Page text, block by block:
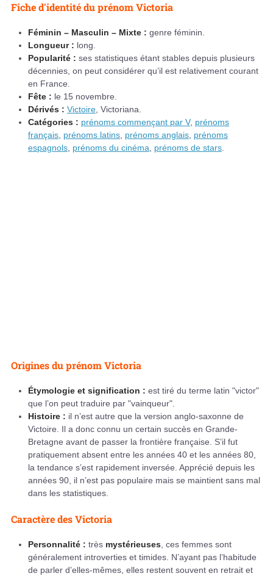
Fiche d'identité du prénom Victoria
Féminin – Masculin – Mixte : genre féminin.
Longueur : long.
Popularité : ses statistiques étant stables depuis plusieurs
décennies, on peut considérer qu’il est relativement courant
en France.
Fête : le 15 novembre.
Dérivés : Victoire , Victoriana.
Catégories : prénoms commençant par V, prénoms
français prénoms latins prénoms anglais prénoms
espagnols prénoms du cinéma prénoms de stars
Origines du prénom Victoria
Étymologie et signification : est tiré du terme latin "victor"
que l’on peut traduire par "vainqueur".
Histoire : il n’est autre que la version anglo-saxonne de
Victoire. Il a donc connu un certain succès en Grande-
Bretagne avant de passer la frontière française. S’il fut
pratiquement absent entre les années 40 et les années 80,
la tendance s’est rapidement inversée. Apprécié depuis les
années 90, il n’est pas populaire mais se maintient sans mal
dans les statistiques.
Caractère des Victoria
Personnalité : très mystérieuses , ces femmes sont
généralement introverties et timides. N’ayant pas l’habitude
de parler d’elles-mêmes, elles restent souvent en retrait et